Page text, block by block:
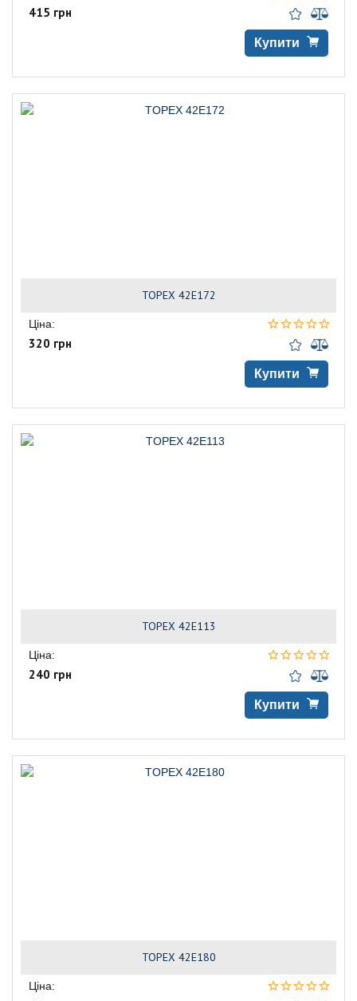
415 грн
Купити
TOPEX 42E172
Ціна:
320 грн
Купити
TOPEX 42E113
Ціна:
240 грн
Купити
TOPEX 42E180
Ціна: